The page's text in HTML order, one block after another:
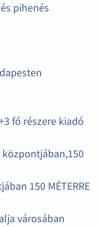
pihenés
fő részere kiadó
150 MÉTERRE
városában